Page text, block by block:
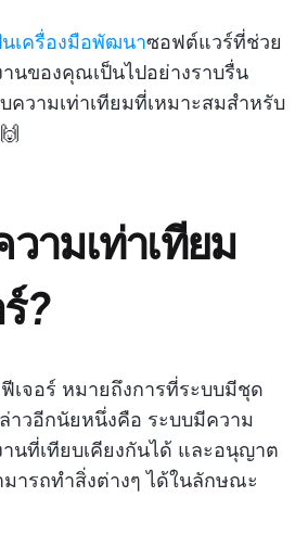
เครื่องมือพัฒนาซอฟต์แวร์ที่ช่วย
นของคุณเป็นไปอย่างราบรื่น
วามเท่าเทียมที่เหมาะสมสำหรับ
วามเท่าเทียม
?
เจอร์ หมายถึงการที่ระบบมีชุด
าวอีกนัยหนึ่งคือ ระบบมีความ
นที่เทียบเคียงกันได้ และอนุญาต
ารถทำสิ่งต่างๆ ได้ในลักษณะ